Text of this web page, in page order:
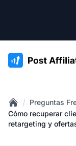
:site.title
Home
/ Preguntas
Cómo recuperar
retargeting y